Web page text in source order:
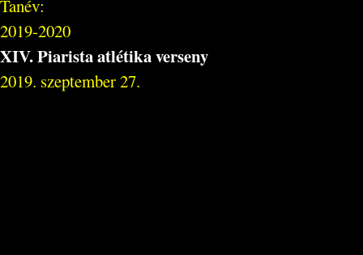
Tanév:
2019-2020
XIV. Piarista atlétika verseny
2019. szeptember 27.